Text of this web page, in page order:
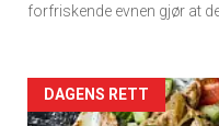
forfriskende evnen gjør at
Artikler
DAGENS RETT